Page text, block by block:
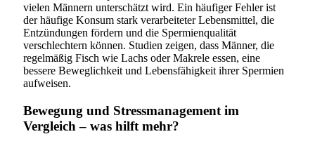
vielen Männern unterschätzt wird. Ein häufiger Fehler ist
der häufige Konsum stark verarbeiteter Lebensmittel, die
Entzündungen fördern und die Spermienqualität
verschlechtern können. Studien zeigen, dass Männer, die
regelmäßig Fisch wie Lachs oder Makrele essen, eine
bessere Beweglichkeit und Lebensfähigkeit ihrer Spermien
aufweisen.
Bewegung und Stressmanagement im
Vergleich – was hilft mehr?